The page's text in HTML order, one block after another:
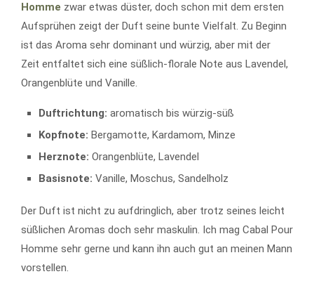
Homme zwar etwas düster, doch schon mit dem ersten
Aufsprühen zeigt der Duft seine bunte Vielfalt. Zu Beginn
ist das Aroma sehr dominant und würzig, aber mit der
Zeit entfaltet sich eine süßlich-florale Note aus Lavendel,
Orangenblüte und Vanille.
Duftrichtung: aromatisch bis würzig-süß
Kopfnote: Bergamotte, Kardamom, Minze
Herznote: Orangenblüte, Lavendel
Basisnote: Vanille, Moschus, Sandelholz
Der Duft ist nicht zu aufdringlich, aber trotz seines leicht
süßlichen Aromas doch sehr maskulin. Ich mag Cabal Pour
Homme sehr gerne und kann ihn auch gut an meinen Mann
vorstellen.